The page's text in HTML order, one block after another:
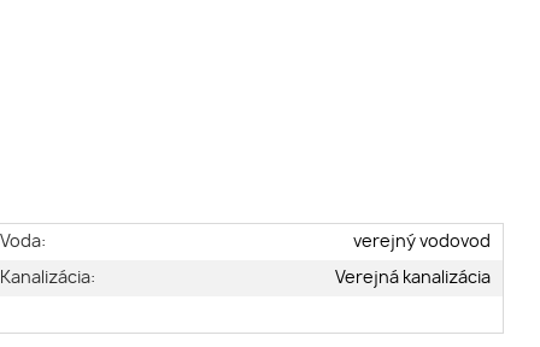
Voda:
verejný vodovod
Kanalizácia:
Verejná kanalizácia